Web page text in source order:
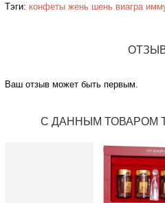
Тэги: конфеты жень шень виагра
Ваш отзыв может быть первым.
С ДАННЫМ ТОВАРОМ